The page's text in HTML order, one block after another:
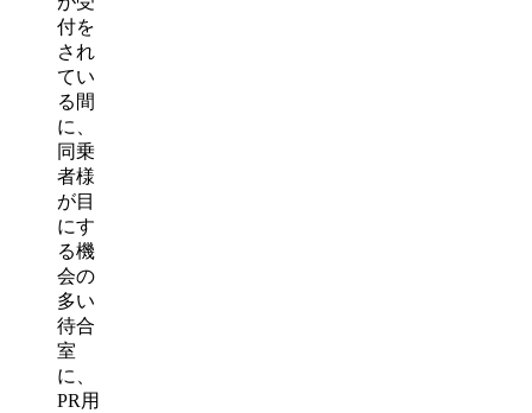
付を
され
てい
る間
に、
同乗
者様
が目
にす
る機
会の
多い
待合
室
に、
PR用